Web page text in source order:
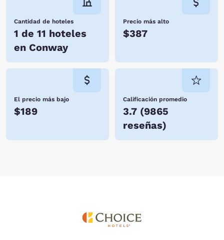
Cantidad de hoteles
1 de 11 hoteles
en Conway
Precio más alto
$387
El precio más bajo
$189
Calificación promedio
3.7 (9865
reseñas)